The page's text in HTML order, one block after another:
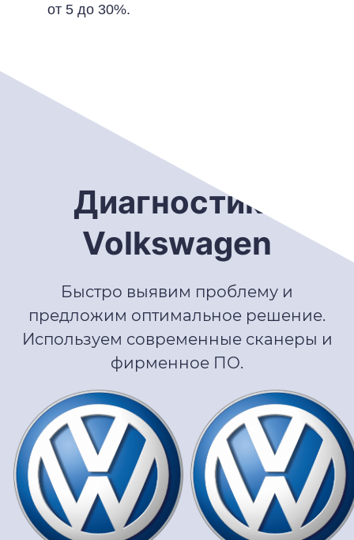
от 5 до 30%.
Диагностика
Volkswagen
Быстро выявим проблему и
предложим оптимальное решение.
Используем современные сканеры и
фирменное ПО.